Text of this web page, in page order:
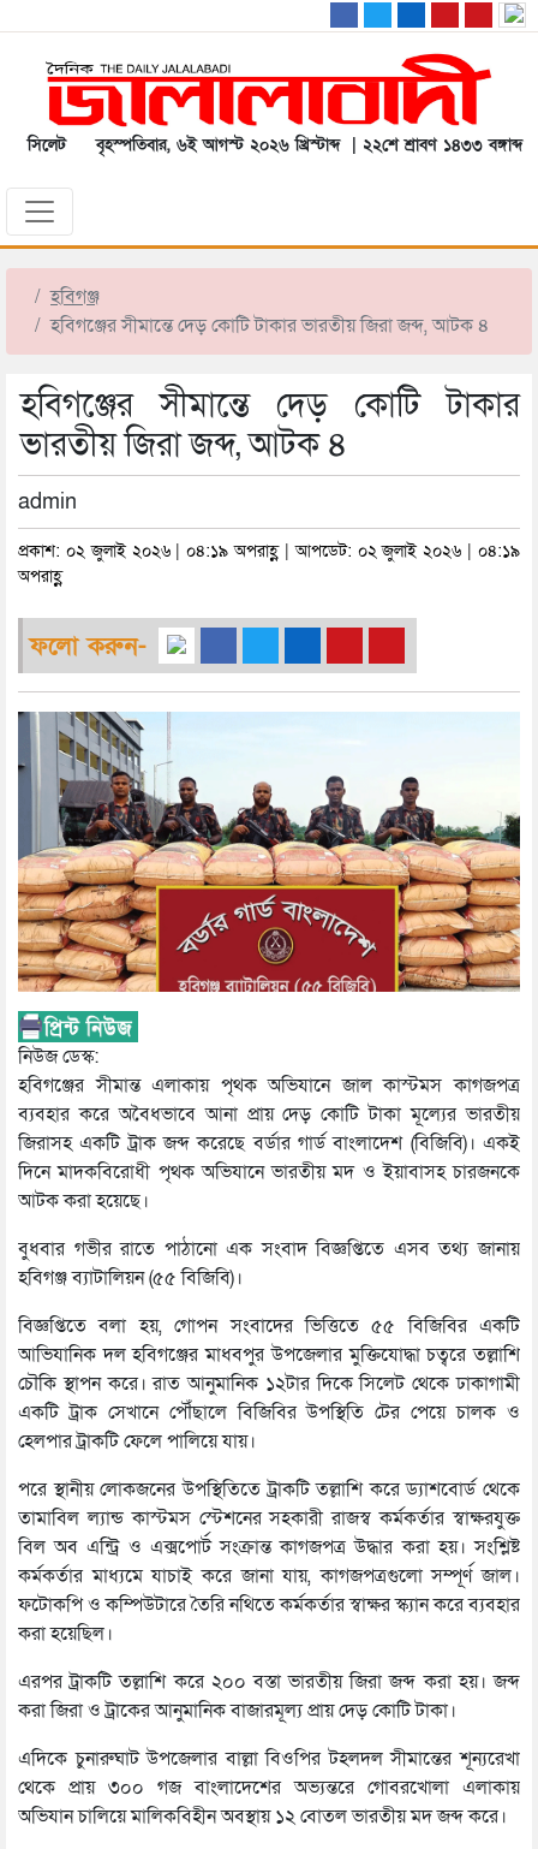
সিলেট বৃহস্পতিবার, ৬ই আগস্ট ২০২৬ খ্রিস্টাব্দ | ২২শে শ্রাবণ ১৪৩৩ বঙ্গাব্দ
হবিগঞ্জ
হবিগঞ্জের সীমান্তে দেড় কোটি টাকার ভারতীয় জিরা জব্দ, আটক ৪
হবিগঞ্জের সীমান্তে দেড় কোটি টাকার
ভারতীয় জিরা জব্দ, আটক ৪
admin
প্রকাশ: ০২ জুলাই ২০২৬ | ০৪:১৯ অপরাহ্ণ | আপডেট: ০২ জুলাই ২০২৬ | ০৪:১৯
অপরাহ্ণ
ফলো করুন-
নিউজ ডেস্ক:
হবিগঞ্জের সীমান্ত এলাকায় পৃথক অভিযানে জাল কাস্টমস কাগজপত্র
ব্যবহার করে অবৈধভাবে আনা প্রায় দেড় কোটি টাকা মূল্যের ভারতীয়
জিরাসহ একটি ট্রাক জব্দ করেছে বর্ডার গার্ড বাংলাদেশ (বিজিবি)। একই
দিনে মাদকবিরোধী পৃথক অভিযানে ভারতীয় মদ ও ইয়াবাসহ চারজনকে
আটক করা হয়েছে।
বুধবার গভীর রাতে পাঠানো এক সংবাদ বিজ্ঞপ্তিতে এসব তথ্য জানায়
হবিগঞ্জ ব্যাটালিয়ন (৫৫ বিজিবি)।
বিজ্ঞপ্তিতে বলা হয়, গোপন সংবাদের ভিত্তিতে ৫৫ বিজিবির একটি
আভিযানিক দল হবিগঞ্জের মাধবপুর উপজেলার মুক্তিযোদ্ধা চত্বরে তল্লাশি
চৌকি স্থাপন করে। রাত আনুমানিক ১২টার দিকে সিলেট থেকে ঢাকাগামী
একটি ট্রাক সেখানে পৌঁছালে বিজিবির উপস্থিতি টের পেয়ে চালক ও
হেলপার ট্রাকটি ফেলে পালিয়ে যায়।
পরে স্থানীয় লোকজনের উপস্থিতিতে ট্রাকটি তল্লাশি করে ড্যাশবোর্ড থেকে
তামাবিল ল্যান্ড কাস্টমস স্টেশনের সহকারী রাজস্ব কর্মকর্তার স্বাক্ষরযুক্ত
বিল অব এন্ট্রি ও এক্সপোর্ট সংক্রান্ত কাগজপত্র উদ্ধার করা হয়। সংশ্লিষ্ট
কর্মকর্তার মাধ্যমে যাচাই করে জানা যায়, কাগজপত্রগুলো সম্পূর্ণ জাল।
ফটোকপি ও কম্পিউটারে তৈরি নথিতে কর্মকর্তার স্বাক্ষর স্ক্যান করে ব্যবহার
করা হয়েছিল।
এরপর ট্রাকটি তল্লাশি করে ২০০ বস্তা ভারতীয় জিরা জব্দ করা হয়। জব্দ
করা জিরা ও ট্রাকের আনুমানিক বাজারমূল্য প্রায় দেড় কোটি টাকা।
এদিকে চুনারুঘাট উপজেলার বাল্লা বিওপির টহলদল সীমান্তের শূন্যরেখা
থেকে প্রায় ৩০০ গজ বাংলাদেশের অভ্যন্তরে গোবরখোলা এলাকায়
অভিযান চালিয়ে মালিকবিহীন অবস্থায় ১২ বোতল ভারতীয় মদ জব্দ করে।